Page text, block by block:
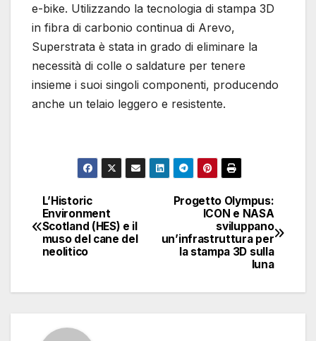
e-bike. Utilizzando la tecnologia di stampa 3D
in fibra di carbonio continua di Arevo,
Superstrata è stata in grado di eliminare la
necessità di colle o saldature per tenere
insieme i suoi singoli componenti, producendo
anche un telaio leggero e resistente.
Navigazione
articoli
Progetto Olympus:
ICON e NASA
sviluppano
un’infrastruttura per
la stampa 3D sulla
luna
L’Historic
Environment
Scotland (HES) e il
muso del cane del
neolitico